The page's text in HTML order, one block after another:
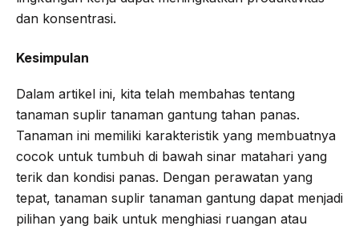
dan konsentrasi.
Kesimpulan
Dalam artikel ini, kita telah membahas tentang
tanaman suplir tanaman gantung tahan panas.
Tanaman ini memiliki karakteristik yang membuatnya
cocok untuk tumbuh di bawah sinar matahari yang
terik dan kondisi panas. Dengan perawatan yang
tepat, tanaman suplir tanaman gantung dapat menjadi
pilihan yang baik untuk menghiasi ruangan atau